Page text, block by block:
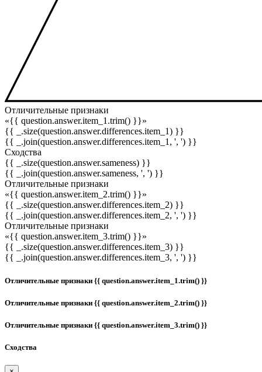
Отличительные признаки
«{{ question.answer.item_1.trim() }}»
{{ _.size(question.answer.differences.item_1) }}
{{ _.join(question.answer.differences.item_1, ', ') }}
Сходства
{{ _.size(question.answer.sameness) }}
{{ _.join(question.answer.sameness, ', ') }}
Отличительные признаки
«{{ question.answer.item_2.trim() }}»
{{ _.size(question.answer.differences.item_2) }}
{{ _.join(question.answer.differences.item_2, ', ') }}
Отличительные признаки
«{{ question.answer.item_3.trim() }}»
{{ _.size(question.answer.differences.item_3) }}
{{ _.join(question.answer.differences.item_3, ', ') }}
Отличительные признаки {{ question.answer.item_1.trim() }}
Отличительные признаки {{ question.answer.item_2.trim() }}
Отличительные признаки {{ question.answer.item_3.trim() }}
Сходства